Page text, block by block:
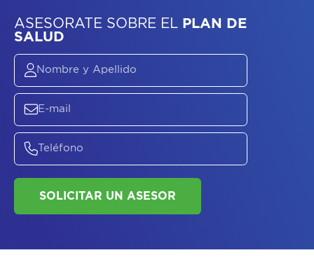
ASESORATE SOBRE
SALUD